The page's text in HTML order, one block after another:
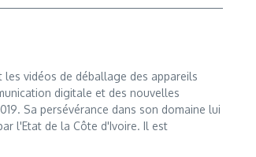
vidéos de déballage des appareils
digitale et des nouvelles
Sa persévérance dans son domaine lui
l'Etat de la Côte d'Ivoire. Il est